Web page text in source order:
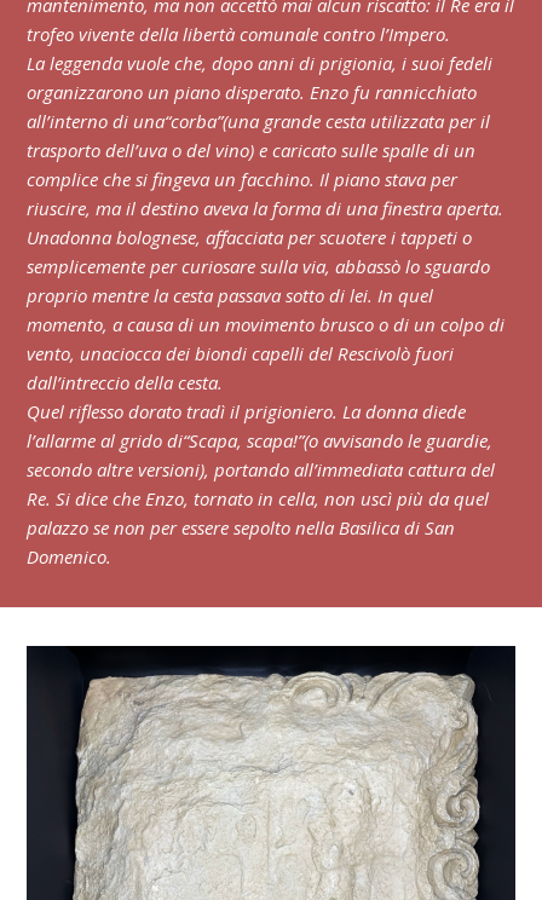
mantenimento, ma non accettò mai alcun riscatto: il Re era il
trofeo vivente della libertà comunale contro l’Impero.
La leggenda vuole che, dopo anni di prigionia, i suoi fedeli
organizzarono un piano disperato. Enzo fu rannicchiato
all’interno di una“corba”(una grande cesta utilizzata per il
trasporto dell’uva o del vino) e caricato sulle spalle di un
complice che si fingeva un facchino.Il piano stava per
riuscire, ma il destino aveva la forma di una finestra aperta.
Unadonna bolognese, affacciata per scuotere i tappeti o
semplicemente per curiosare sulla via, abbassò lo sguardo
proprio mentre la cesta passava sotto di lei. In quel
momento, a causa di un movimento brusco o di un colpo di
vento, unaciocca dei biondi capelli del Rescivolò fuori
dall’intreccio della cesta.
Quel riflesso dorato tradì il prigioniero. La donna diede
l’allarme al grido di“Scapa, scapa!”(o avvisando le guardie,
secondo altre versioni), portando all’immediata cattura del
Re. Si dice che Enzo, tornato in cella, non uscì più da quel
palazzo se non per essere sepolto nella Basilica di San
Domenico.